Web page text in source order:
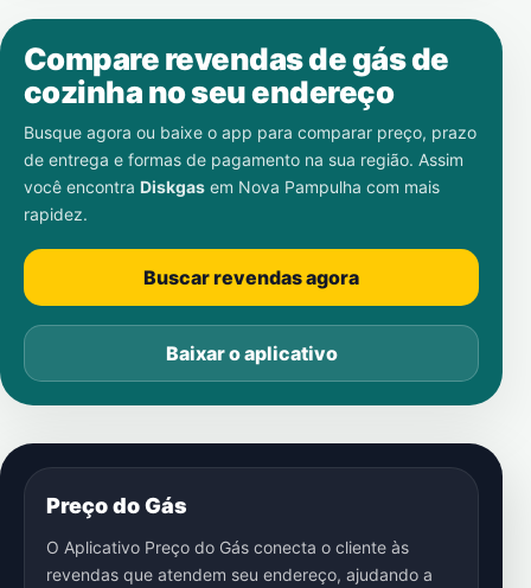
Compare revendas de gás de
cozinha no seu endereço
Busque agora ou baixe o app para comparar preço, prazo
de entrega e formas de pagamento na sua região. Assim
você encontra Diskgas em Nova Pampulha com mais
rapidez.
Buscar revendas agora
Baixar o aplicativo
Preço do Gás
O Aplicativo Preço do Gás conecta o cliente às
revendas que atendem seu endereço, ajudando a